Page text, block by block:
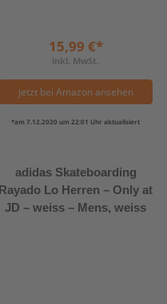
15,99 €*
inkl. MwSt.
jetzt bei Amazon ansehen
*am 7.12.2020 um 22:01 Uhr aktualisiert
adidas Skateboarding
Rayado Lo Herren – Only at
JD – weiss – Mens, weiss